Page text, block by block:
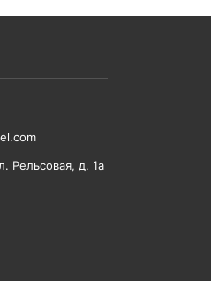
Рельсовая, д. 1а